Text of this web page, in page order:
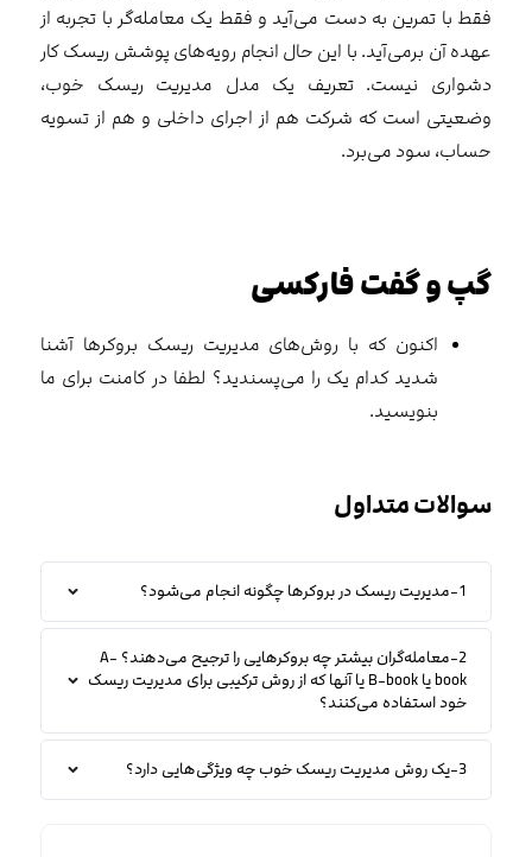
فقط با تمرین به دست می‌آید و فقط یک معامله‌گر با تجربه از
عهده آن برمی‌آید. با این حال انجام رویه‌های پوشش ریسک کار
دشواری نیست. تعریف یک مدل مدیریت ریسک خوب،
وضعیتی است که شرکت هم از اجرای داخلی و هم از تسویه
حساب، سود می‌برد.
گپ و گفت فارکسی
اکنون که با روش‌های مدیریت ریسک بروکرها آشنا
شدید کدام یک را می‌پسندید؟ لطفا در کامنت برای ما
بنویسید.
سوالات متداول
1-مدیریت ریسک در بروکرها چگونه انجام می‌شود؟
2-معامله‌گران بیشتر چه بروکرهایی را ترجیح می‌دهند؟ A-
book یا B-book یا آنها که از روش ترکیبی برای مدیریت ریسک
خود استفاده می‌کنند؟
3-یک روش مدیریت ریسک خوب چه ویژگی‌هایی دارد؟